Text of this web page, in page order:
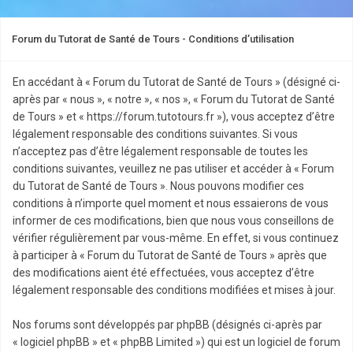
Forum du Tutorat de Santé de Tours - Conditions d’utilisation
En accédant à « Forum du Tutorat de Santé de Tours » (désigné ci-
après par « nous », « notre », « nos », « Forum du Tutorat de Santé
de Tours » et « https://forum.tutotours.fr »), vous acceptez d’être
légalement responsable des conditions suivantes. Si vous
n’acceptez pas d’être légalement responsable de toutes les
conditions suivantes, veuillez ne pas utiliser et accéder à « Forum
du Tutorat de Santé de Tours ». Nous pouvons modifier ces
conditions à n’importe quel moment et nous essaierons de vous
informer de ces modifications, bien que nous vous conseillons de
vérifier régulièrement par vous-même. En effet, si vous continuez
à participer à « Forum du Tutorat de Santé de Tours » après que
des modifications aient été effectuées, vous acceptez d’être
légalement responsable des conditions modifiées et mises à jour.
Nos forums sont développés par phpBB (désignés ci-après par
« logiciel phpBB » et « phpBB Limited ») qui est un logiciel de forum